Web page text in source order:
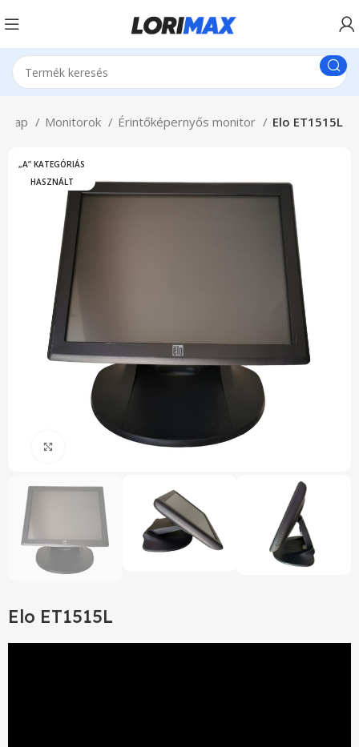
Monitorok Érintőképernyős monitor Elo ET1515L
„A” KATEGÓRIÁS
HASZNÁLT
Click to enlarge
Elo ET1515L